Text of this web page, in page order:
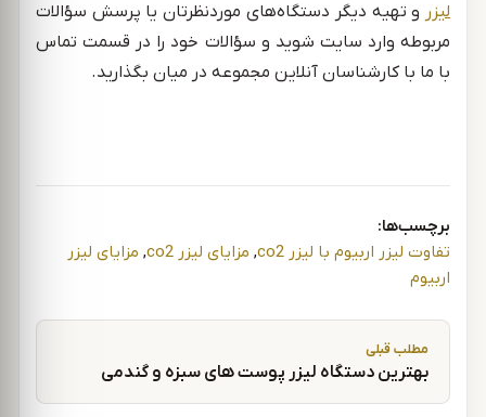
لیزر و تهیه دیگر دستگاه‌های موردنظرتان یا پرسش سؤالات
مربوطه وارد سایت شوید و سؤالات خود را در قسمت تماس
با ما با کارشناسان آنلاین مجموعه در میان بگذارید.
برچسب‌ها:
تفاوت لیزر اربیوم با لیزر co2
, مزایای لیزر co2 , مزایای لیزر
اربیوم
راهبری نوشته
مطلب قبلی
بهترین دستگاه لیزر پوست های سبزه و گندمی